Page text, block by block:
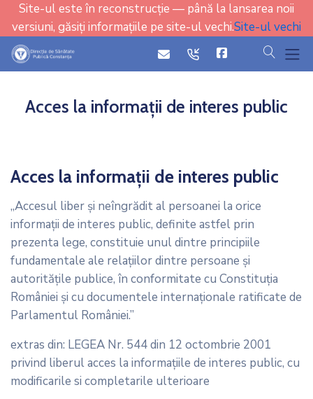
Site-ul este în reconstrucție — până la lansarea noii
versiuni, găsiți informațiile pe site-ul vechi.Site-ul vechi
iconicon cauta
Acces la informații de interes public
Acces la informații de interes public
„Accesul liber şi neîngrădit al persoanei la orice
informaţii de interes public, definite astfel prin
prezenta lege, constituie unul dintre principiile
fundamentale ale relaţiilor dintre persoane şi
autorităţile publice, în conformitate cu Constituţia
României şi cu documentele internaţionale ratificate de
Parlamentul României.”
extras din: LEGEA Nr. 544 din 12 octombrie 2001
privind liberul acces la informaţiile de interes public, cu
modificarile si completarile ulterioare